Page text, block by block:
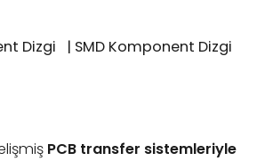
Dizgi | SMD Komponent Dizgi
PCB transfer sistemleriyle